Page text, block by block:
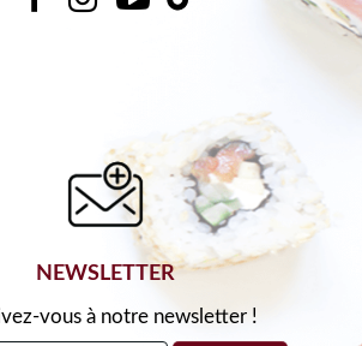
NEWSLETTER
vous à notre newsletter !